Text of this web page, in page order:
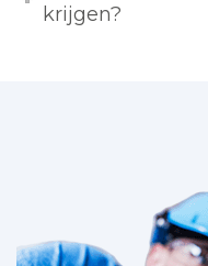
krijgen?